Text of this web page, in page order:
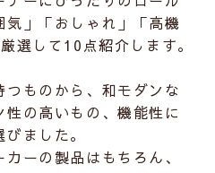
気」「おしゃれ」「高機
選して10点紹介します。
ものから、和モダンな
の高いもの、機能性に
ました。
ーの製品はもちろん、